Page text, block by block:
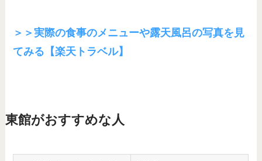
＞＞実際の食事のメニューや露天風呂の写真を見
てみる【楽天トラベル】
東館がおすすめな人